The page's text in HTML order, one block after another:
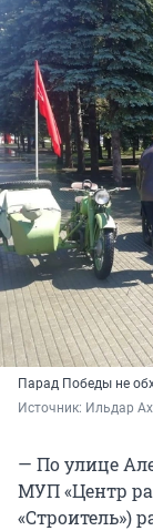
Парад Победы не
Источник: Ильдар
— По улице
МУП «Центр
«Строитель»)